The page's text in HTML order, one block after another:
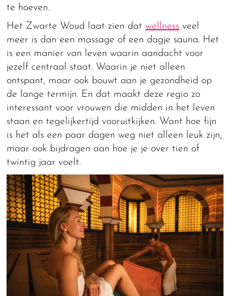
te hoeven.
Het Zwarte Woud laat zien datwellness veel
meer is dan een massage of een dagje sauna. Het
is een manier van leven waarin aandacht voor
jezelf centraal staat. Waarin je niet alleen
ontspant, maar ook bouwt aan je gezondheid op
de lange termijn. En dat maakt deze regio zo
interessant voor vrouwen die midden in het leven
staan en tegelijkertijd vooruitkijken. Want hoe fijn
is het als een paar dagen weg niet alleen leuk zijn,
maar ook bijdragen aan hoe je je over tien of
twintig jaar voelt.